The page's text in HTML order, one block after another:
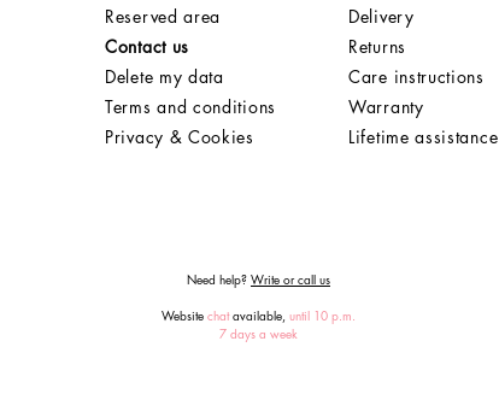
Reserved area
Contact us
Delete my data
Terms and conditions
Privacy & Cookies
Delivery
Returns
Care instructions
Warranty
Lifetime assistance
Need help? Write or call us
Website chatavailable, until 10 p.m.
7 days a week